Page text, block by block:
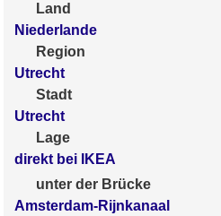
Land
Niederlande
Region
Utrecht
Stadt
Utrecht
Lage
direkt bei IKEA
unter der Brücke
Amsterdam-Rijnkanaal